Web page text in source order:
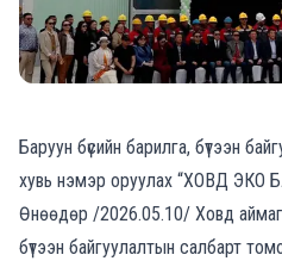
Баруун бүсийн барилга, бүтээн
хувь нэмэр оруулах “ХОВД ЭКО
Өнөөдөр /2026.05.10/ Ховд
бүтээн байгуулалтын салбарт